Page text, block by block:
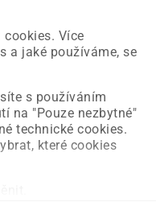
cookies. Více
a jaké používáme, se
s používáním
na "Pouze nezbytné"
technické cookies.
které cookies
a už ji opravujeme.
stránku.
Úvodní strana